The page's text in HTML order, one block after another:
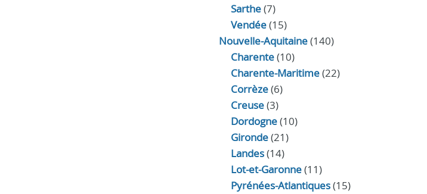
Sarthe(7)
Vendée(15)
Nouvelle-Aquitaine(140)
Charente(10)
Charente-Maritime(22)
Corrèze(6)
Creuse(3)
Dordogne(10)
Gironde(21)
Landes(14)
Lot-et-Garonne(11)
Pyrénées-Atlantiques(15)